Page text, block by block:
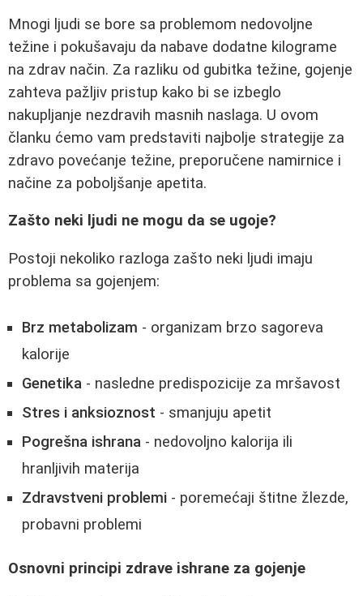
Mnogi ljudi se bore sa problemom nedovoljne
težine i pokušavaju da nabave dodatne kilograme
na zdrav način. Za razliku od gubitka težine, gojenje
zahteva pažljiv pristup kako bi se izbeglo
nakupljanje nezdravih masnih naslaga. U ovom
članku ćemo vam predstaviti najbolje strategije za
zdravo povećanje težine, preporučene namirnice i
načine za poboljšanje apetita.
Zašto neki ljudi ne mogu da se ugoje?
Postoji nekoliko razloga zašto neki ljudi imaju
problema sa gojenjem:
Brz metabolizam - organizam brzo sagoreva
kalorije
Genetika - nasledne predispozicije za mršavost
Stres i anksioznost - smanjuju apetit
Pogrešna ishrana - nedovoljno kalorija ili
hranljivih materija
Zdravstveni problemi - poremećaji štitne žlezde,
probavni problemi
Osnovni principi zdrave ishrane za gojenje